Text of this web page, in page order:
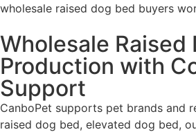
wholesale raised dog bed buyers
Wholesale Raised
Production with
Support
CanboPet supports pet brands and
raised dog bed, elevated dog bed,